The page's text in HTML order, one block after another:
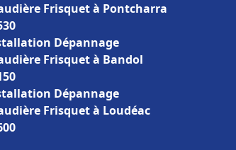
Frisquet à Pontcharra
Dépannage
Frisquet à Bandol
Dépannage
Frisquet à Loudéac